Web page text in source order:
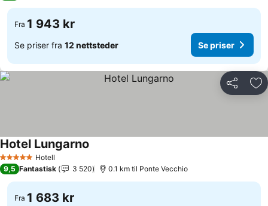
Fra 1 943 kr
Se priser fra 12 nettsteder Se priser
Del
5 Stjerner Hotell
Hotel Lungarno
9,5 Fantastisk 3 520 0.1 km til Ponte Vecchio
Fra 1 683 kr